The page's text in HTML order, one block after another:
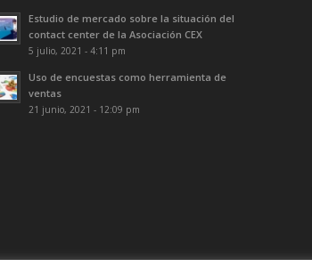
Estudio de mercado sobre la situación del
contact center de la Asociación CEX
5 julio, 2021 - 4:11 pm
Uso de encuestas como herramienta de
ventas
21 junio, 2021 - 12:09 pm